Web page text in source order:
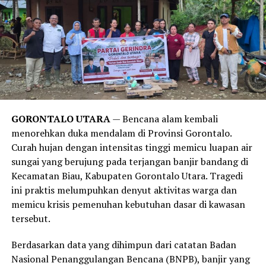
Temuan ini juga sejalan dengan publikasi medis dari
Harvard Health Publishing. Laporan tersebut
menegaskan bahwa obsesi manusia modern untuk mandi
setiap hari lebih didorong oleh norma sosial, kebiasaan,
serta strategi pemasaran industri sabun kecantikan,
alih-alih kebutuhan medis yang sesungguhnya. Sistem
kotoran dan bakteri dalam jumlah wajar untuk
merangsang antibodi agar tetap kuat.
Meski demikian, anjuran untuk mandi 2-3 kali seminggu
ini memiliki pengecualian. Melansir data tambahan dari
Healthline , mereka yang rutin melakukan olahraga
berat, bekerja di luar ruangan yang bersinggungan
langsung dengan kotoran, atau memiliki kondisi medis
setiap hari.
GORONTALO UTARA— Bencana alam kembali
menorehkan duka mendalam di Provinsi Gorontalo.
Curah hujan dengan intensitas tinggi memicu luapan air
sungai yang berujung pada terjangan banjir bandang di
Kecamatan Biau, Kabupaten Gorontalo Utara. Tragedi
ini praktis melumpuhkan denyut aktivitas warga dan
memicu krisis pemenuhan kebutuhan dasar di kawasan
tersebut.
Berdasarkan data yang dihimpun dari catatan Badan
Nasional Penanggulangan Bencana (BNPB), banjir yang